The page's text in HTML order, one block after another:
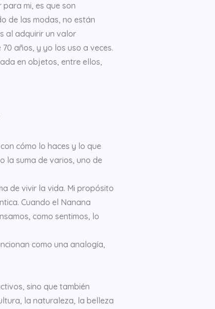
mi, es que son
de las modas, no están
al adquirir un valor
años, y yo los uso a veces.
en objetos, entre ellos,
cómo lo haces y lo que
la suma de varios, uno de
de vivir la vida. Mi propósito
Cuando el Nanana
como sentimos, lo
como una analogía,
sino que también
la naturaleza, la belleza